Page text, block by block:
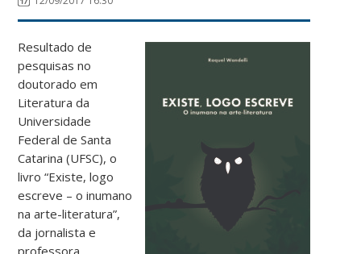
Resultado de
pesquisas no
doutorado em
Literatura da
Universidade
Federal de Santa
Catarina (UFSC), o
livro “Existe, logo
escreve – o inumano
na arte-literatura”,
da jornalista e
professora